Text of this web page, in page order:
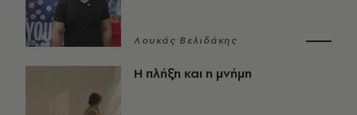
Λουκάς Βελιδάκης
Η πλήξη και η μνήμη